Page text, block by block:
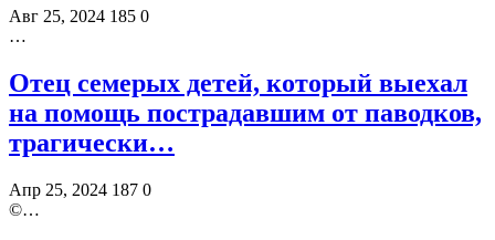
Авг 25, 2024 185 0
…
Отец семерых детей, который выехал
на помощь пострадавшим от паводков,
трагически…
Апр 25, 2024 187 0
©️…